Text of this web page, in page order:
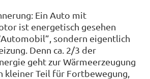
Ein Auto mit
ist energetisch gesehen
sondern eigentlich
Denn ca. 2/3 der
geht zur Wärmeerzeugung
kleiner Teil für Fortbewegung,